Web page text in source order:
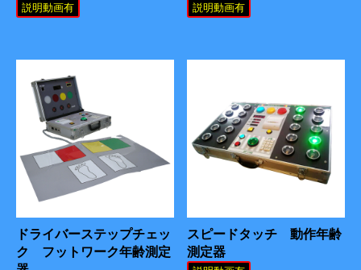
説明動画有 説明動画有
ドライバーステップチェッ
ク フットワーク年齢測定
スピードタッチ 動作年齢
測定器